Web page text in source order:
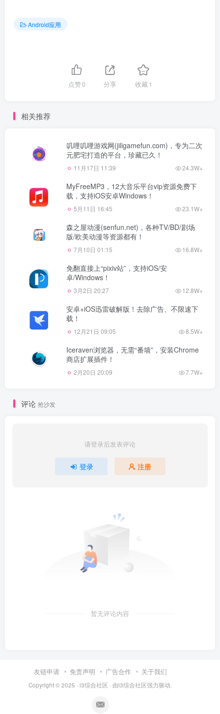
Android应用
点赞0 分享 收藏1
相关推荐
叽哩叽哩游戏网(jiligamefun.com)，专为二次
元肥宅打造的平台，珍藏已久！
11月17日 11:39 24.3W+
MyFreeMP3，12大音乐平台vip资源免费下
载，支持iOS安卓Windows！
5月11日 16:45 23.1W+
森之屋动漫(senfun.net)，各种TV/BD/剧场
版/欧美动漫等资源都有！
7月10日 01:15 16.8W+
免翻直接上“pixiv站”，支持iOS/安
卓/Windows！
3月2日 20:27 12.8W+
安卓+iOS迅雷破解版！去除广告、不限速下
载！
12月21日 09:05 8.5W+
Iceraven浏览器，无需“番墙”，安装Chrome
商店扩展插件！
2月20日 20:09 7.7W+
评论 抢沙发
请登录后发表评论
登录 注册
暂无评论内容
友链申请 免责声明 广告合作 关于我们
Copyright © 2025 · i3综合社区 · 由i3综合社区强力驱动.